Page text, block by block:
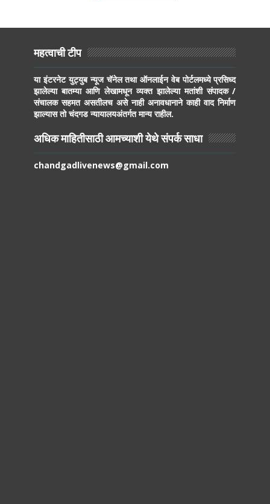
महत्वाची टीप
या इंटरनेट युट्युब न्यूज चॅनेल तथा ऑनलाईन वेब पोर्टलमध्ये प्रसिध्द
झालेल्या बातम्या आणि लेखामधून व्यक्त झालेल्या मतांशी संपादक /
संचालक सहमत असतीलच असे नाही अनावधानाने काही वाद निर्माण
झाल्यास तो चंदगड न्यायालयअंतर्गत मान्य राहील.
अधिक माहितीसाठी आमच्याशी येथे संपर्क साधा
chandgadlivenews@gmail.com